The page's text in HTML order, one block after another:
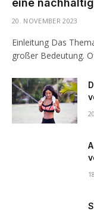
20. NOVEMBER 2023
Einleitung Das
großer Bedeutung.